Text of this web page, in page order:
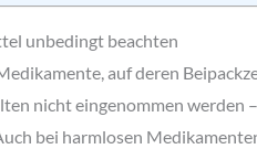
unbedingt beachten
auf deren
nicht eingenommen werden
bei harmlosen